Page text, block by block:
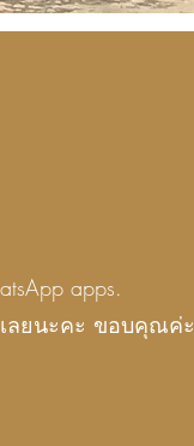
apps.
ลยนะคะ ขอบคุณค่ะ